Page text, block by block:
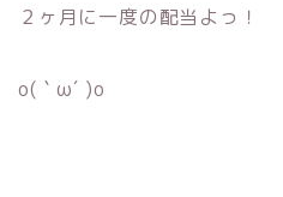
２ヶ月に一度の配当よっ！
o(｀ω´ )o